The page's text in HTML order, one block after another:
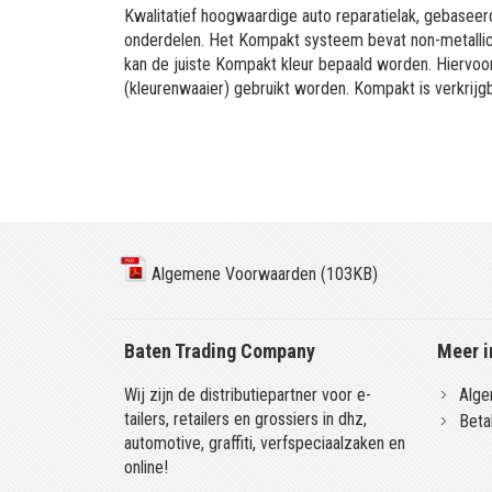
Kwalitatief hoogwaardige auto reparatielak,
onderdelen. Het Kompakt systeem bevat non-
kan de juiste Kompakt kleur bepaald worden.
(kleurenwaaier) gebruikt worden. Kompakt is
Algemene Voorwaarden (103KB)
Baten Trading Company
Wij zijn de distributiepartner voor e-
tailers, retailers en grossiers in dhz,
automotive, graffiti, verfspeciaalzaken en
online!
Meer